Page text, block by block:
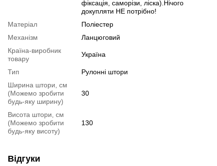
фіксація, саморізи, ліска).Нічого
докупляти НЕ потрібно!
Матеріал
Поліестер
Механізм
Ланцюговий
Країна-виробник
товару
Україна
Тип
Рулонні штори
Ширина штори, см
(Можемо зробити
будь-яку ширину)
30
Висота штори, см
(Можемо зробити
будь-яку висоту)
130
Відгуки